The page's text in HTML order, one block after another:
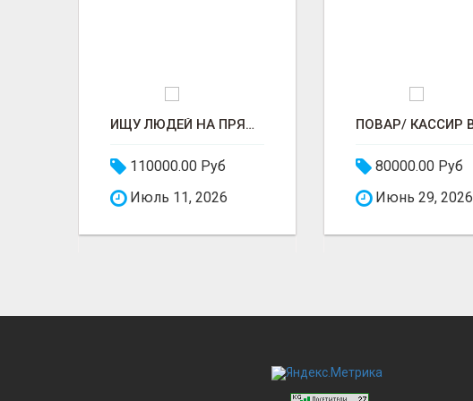
ИЩУ ЛЮДЕЙ НА ПРЯДИЛЬНОЕ ПРОИЗВОДСТВО В ЖИЛИНО-2 (ЛЮБЕРЦЫ), ФАБРИКА «ПЕХОРСКИЙ ТЕКСТИЛЬ»
110000.00 Руб
Июль 11, 2026
80000.00 Руб
Июнь 29, 2026